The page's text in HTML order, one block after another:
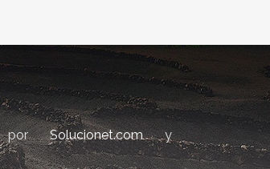
porSolucionet.comy